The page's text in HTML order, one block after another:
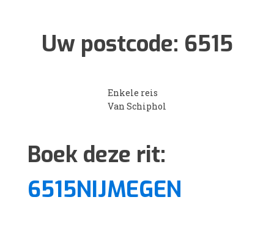
Uw postcode: 6515
Enkele reis
Van Schiphol
Boek deze rit:
6515NIJMEGEN